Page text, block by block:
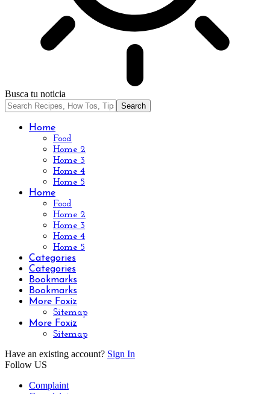
Busca tu noticia
Home
Food
Home 2
Home 3
Home 4
Home 5
Home
Food
Home 2
Home 3
Home 4
Home 5
Categories
Categories
Bookmarks
Bookmarks
More Foxiz
Sitemap
More Foxiz
Sitemap
Have an existing account? Sign In
Follow US
Complaint